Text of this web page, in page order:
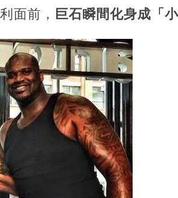
面前， 巨石瞬間化身成「